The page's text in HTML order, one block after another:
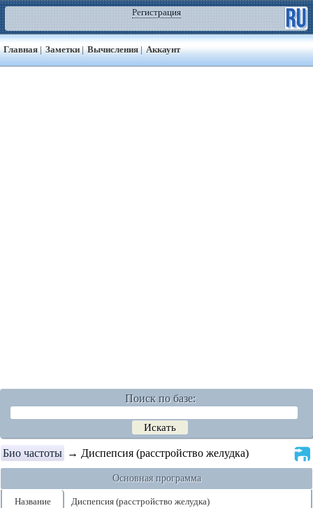
Регистрация
Главная | Заметки | Вычисления | Аккаунт
Поиск по базе:
Био частоты → Диспепсия (расстройство желудка)
Основная программа
Название Диспепсия (расстройство желудка)